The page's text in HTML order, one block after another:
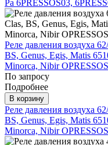
Pa 6PRESSOS03,
Реле давления воздуха
BS, Genus, Egis, Matis
Minorca, Nibir
По запросу
Подробнее
В корзину
Реле давления воздуха
BS, Genus, Egis, Matis
Minorca, Nibir